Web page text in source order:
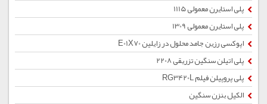
پلی استایرن معمولی 1115
پلی استایرن معمولی 1309
اپوکسی رزین جامد محلول در زایلین E01X70
پلی اتیلن سنگین تزریقی 2208
پلی پروپیلن فیلم RG3420L
الکیل بنزن سنگین